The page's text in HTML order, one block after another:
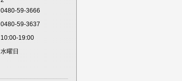
0480-59-3666
0480-59-3637
10:00-19:00
水曜日